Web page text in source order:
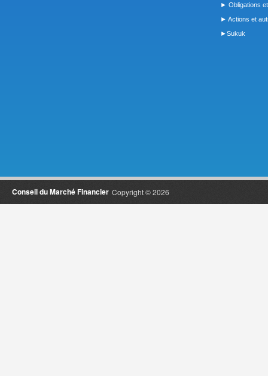
► Obligations
► Actions et
►Sukuk
Copyright © 2026
Conseil du Marché Financier